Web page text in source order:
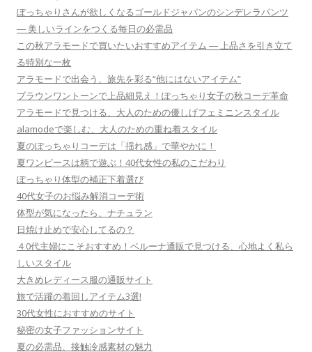
ぽっちゃりさんが欲しくなるゴールドジャパンのシンデレラパンツ
― 美しいラインをつくる毎日の必需品
この秋アラモードで買いたいおすすめアイテム ― 上品さを引き立て
る特別な一枚
アラモードで出会う、旅先を彩る“他にはないアイテム”
ブラウンワントーンで上品細見え！ぽっちゃり女子の秋コーデ革命
アラモードで見つける、大人のための優しげフェミニンスタイル
alamodeで楽しむ、大人のための重ね着スタイル
夏のぽっちゃりコーデは「揺れ感」で華やかに！
夏ワンピースは柄で遊ぶ！40代女性の私のこだわり
ぽっちゃり体型の補正下着選び
40代女子のお悩み解消コーデ術
体型が気になったら、ナチュラン
日焼け止めで安心してるの？
４0代主婦にこそおすすめ！ベルーナ通販で見つける、心地よく私ら
しいスタイル
大きめレディース服の通販サイト
旅で活躍の着回しアイテム3選!
30代女性におすすめのサイト
秘密の女子ファッションサイト
夏の必需品、接触冷感素材の魅力